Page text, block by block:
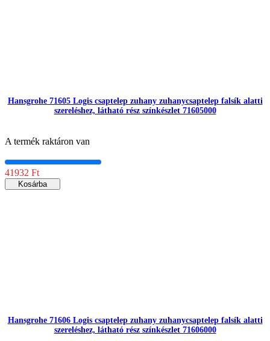
Hansgrohe 71605 Logis csaptelep zuhany zuhanycsaptelep falsík alatti
szereléshez, látható rész színkészlet 71605000
A termék raktáron van
41932 Ft
Kosárba
Hansgrohe 71606 Logis csaptelep zuhany zuhanycsaptelep falsík alatti
szereléshez, látható rész színkészlet 71606000